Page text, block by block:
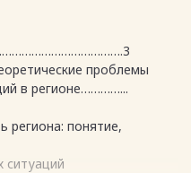
проблемы
в регионе…………...
региона: понятие,
ситуаций